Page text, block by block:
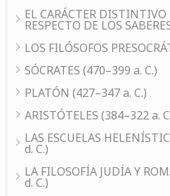
EL CARÁCTER DISTINTIVO
RESPECTO DE LOS
LOS FILÓSOFOS
SÓCRATES (470–399 a. C.)
PLATÓN (427–347 a. C.)
ARISTÓTELES (384–322 a.
LAS ESCUELAS
d. C.)
LA FILOSOFÍA JUDÍA Y
d. C.)